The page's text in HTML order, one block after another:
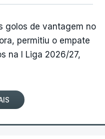
golos de vantagem no
permitiu o empate
na I Liga 2026/27,